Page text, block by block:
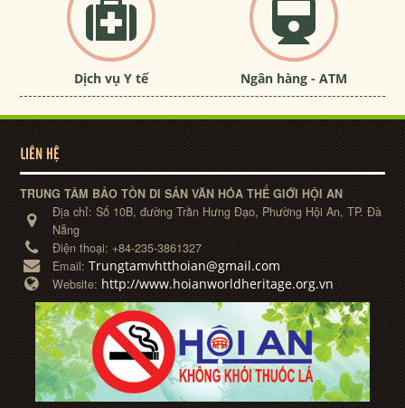
Dịch vụ Y tế Ngân hàng - ATM
LIÊN HỆ
TRUNG TÂM BẢO TỒN DI SẢN VĂN HÓA THẾ GIỚI HỘI AN
Địa chỉ:Số 10B, đường Trần Hưng Đạo, Phường Hội An, TP. Đà
Nẵng
Điện thoại: +84-235-3861327
Email:Trungtamvhtthoian@gmail.com
Website: http://www.hoianworldheritage.org.vn